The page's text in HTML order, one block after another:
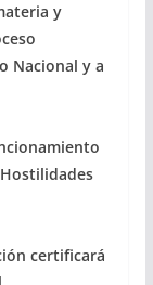
y
Nacional y a
certificará